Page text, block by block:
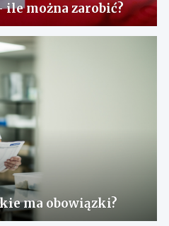
można zarobić?
ma obowiązki?